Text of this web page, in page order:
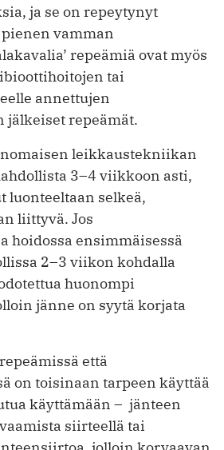
ja se on repeytynyt
vamman
repeämiä ovat myös
tai
annettujen
repeämät.
leikkaustekniikan
3–4 viikkoon asti,
luonteeltaan selkeä,
liittyvä. Jos
hoidossa ensimmäisessä
2–3 viikon kohdalla
huonompi
jänne on syytä korjata
että
on toisinaan tarpeen käyttää
käyttämään – jänteen
siirteellä tai